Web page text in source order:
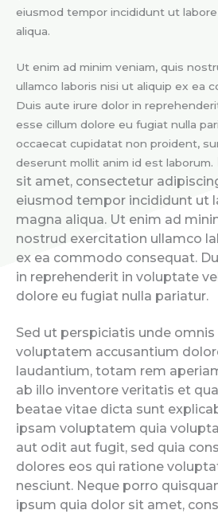
eiusmod tempor incididunt ut
aliqua.
Ut enim ad minim veniam, quis
ullamco laboris nisi ut aliquip ex ea
Duis aute irure dolor in
esse cillum dolore eu fugiat nulla
occaecat cupidatat non proident,
deserunt mollit anim id est laborum.
sit amet, consectetur
eiusmod tempor incididunt ut
magna aliqua. Ut enim ad
nostrud exercitation ullamco
ex ea commodo consequat.
in reprehenderit in voluptate
dolore eu fugiat nulla pariatur.
Sed ut perspiciatis unde
voluptatem accusantium
laudantium, totam rem
ab illo inventore veritatis et
beatae vitae dicta sunt
ipsam voluptatem quia
aut odit aut fugit, sed quia
dolores eos qui ratione
nesciunt. Neque porro
ipsum quia dolor sit amet,